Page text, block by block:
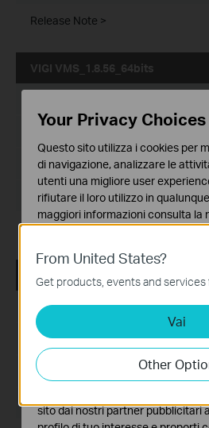
Release Note >
VIGI VMS_1.8.56_64bits
Multi-language
Dimensioni file:536.72 MB
Sistema operativo: Windows 7/10/
Release Note >
VIGI VMS_1.5.56_32bits
Data di pubblicazione:2024-08-08
Lingua:Multi-language
Dimensioni file: 522.36 MB
Sistema operativo: Windows 7/10/
From United States?
Get products, events and services
Vai
Other
Your Privacy Choices
Questo sito utilizza i cookies per
di navigazione, analizzare le
utenti una migliore user
rifiutare il loro utilizzo in
maggiori informazioni consulta la
Questi cookies sono necessari per
funzionamento del sito e non
nel tuo sistema.
Analytics e Marketing Cookies
I cookies analitici ci permettono
attività sul nostro sito allo scopo di
funzionalità.
sito dai nostri partner pubblicitari